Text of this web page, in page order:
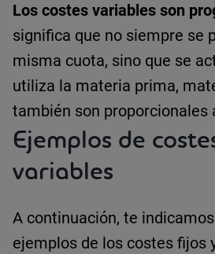
Los costes variables son
significa que no siempre se
misma cuota, sino que se
utiliza la materia prima,
también son proporcionales
Ejemplos de
variables
A continuación, te
ejemplos de los costes fijos